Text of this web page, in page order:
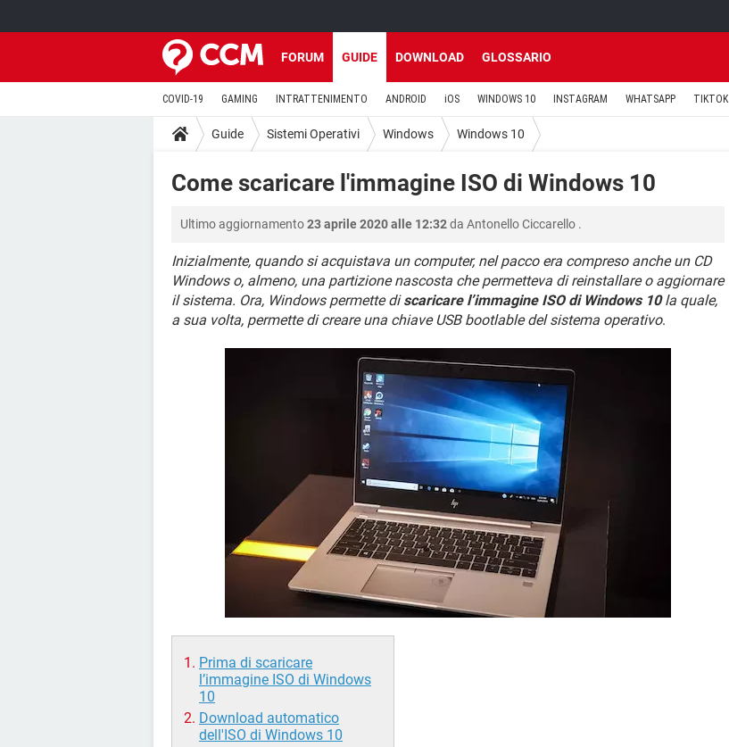
FORUM GUIDE DOWNLOAD GLOSSARIO
COVID-19 GAMING INTRATTENIMENTO ANDROID iOS WINDOWS 10 INSTAGRAM WHATSAPP TIKTOK
Guide Sistemi Operativi Windows Windows 10
Come scaricare l'immagine ISO di Windows 10
Ultimo aggiornamento23 aprile 2020 alle 12:32da Antonello Ciccarello .
Inizialmente, quando si acquistava un computer, nel pacco era compreso anche un CD
Windows o, almeno, una partizione nascosta che permetteva di reinstallare o aggiornare
il sistema. Ora, Windows permette discaricare l’immagine ISO di Windows 10la quale,
a sua volta, permette di creare una chiave USB bootlable del sistema operativo.
Prima di scaricare
l’immagine ISO di Windows
10
Download automatico
dell'ISO di Windows 10